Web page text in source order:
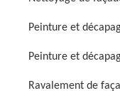
Peinture et
Peinture et
Ravalement de